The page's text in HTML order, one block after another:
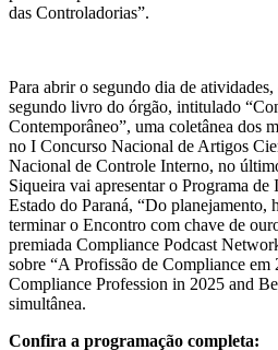
das Controladorias”.
Para abrir o segundo dia de
segundo livro do órgão, intitulado
Contemporâneo”, uma coletânea dos
no I Concurso Nacional de Artigos
Nacional de Controle Interno, no
Siqueira vai apresentar o Programa
Estado do Paraná, “Do planejamento,
terminar o Encontro com chave de
premiada Compliance Podcast
sobre “A Profissão de Compliance em
Compliance Profession in 2025 and
simultânea.
Confira a programação completa: